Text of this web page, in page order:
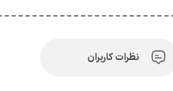
نظرات کاربران